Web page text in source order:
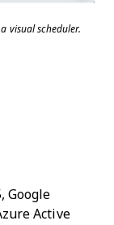
visual scheduler.
Google
Active